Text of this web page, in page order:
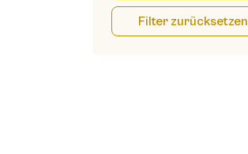
Filter zurücksetzen